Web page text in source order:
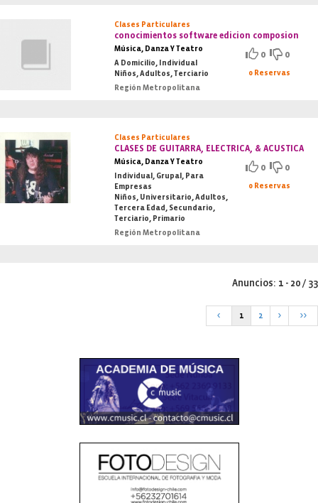
Clases Particulares
conocimientos software edicion composion
Música, Danza Y Teatro
A Domicilio, Individual
Niños, Adultos, Terciario
Región Metropolitana
0 0
0 Reservas
Clases Particulares
CLASES DE GUITARRA, ELECTRICA, & ACUSTICA
Música, Danza Y Teatro
Individual, Grupal, Para
Empresas
Niños, Universitario, Adultos,
Tercera Edad, Secundario,
Terciario, Primario
Región Metropolitana
0 0
0 Reservas
Anuncios: 1 - 20 / 33
< 1 2 > >>